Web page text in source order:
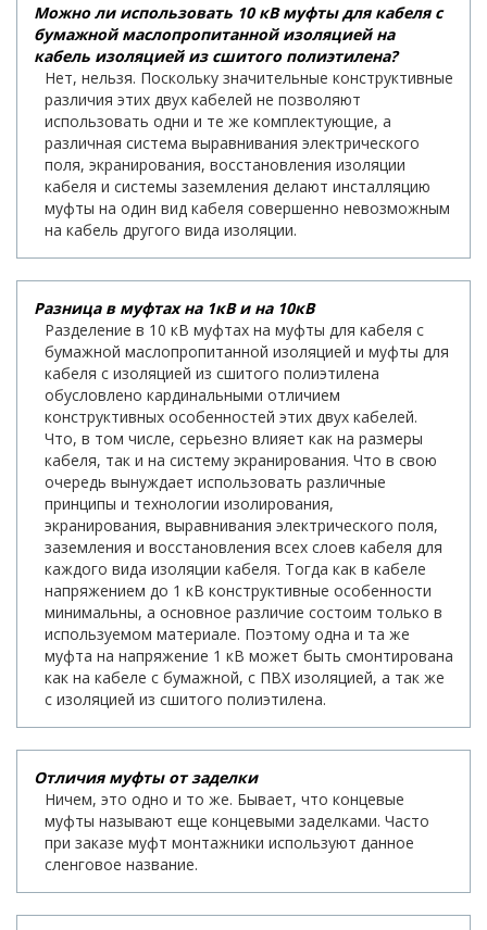
Можно ли использовать 10 кВ муфты для кабеля с
бумажной маслопропитанной изоляцией на
кабель изоляцией из сшитого полиэтилена?
Нет, нельзя. Поскольку значительные конструктивные
различия этих двух кабелей не позволяют
использовать одни и те же комплектующие, а
различная система выравнивания электрического
поля, экранирования, восстановления изоляции
кабеля и системы заземления делают инсталляцию
муфты на один вид кабеля совершенно невозможным
на кабель другого вида изоляции.
Разница в муфтах на 1кВ и на 10кВ
Разделение в 10 кВ муфтах на муфты для кабеля с
бумажной маслопропитанной изоляцией и муфты для
кабеля с изоляцией из сшитого полиэтилена
обусловлено кардинальными отличием
конструктивных особенностей этих двух кабелей.
Что, в том числе, серьезно влияет как на размеры
кабеля, так и на систему экранирования. Что в свою
очередь вынуждает использовать различные
принципы и технологии изолирования,
экранирования, выравнивания электрического поля,
заземления и восстановления всех слоев кабеля для
каждого вида изоляции кабеля. Тогда как в кабеле
напряжением до 1 кВ конструктивные особенности
минимальны, а основное различие состоим только в
используемом материале. Поэтому одна и та же
муфта на напряжение 1 кВ может быть смонтирована
как на кабеле с бумажной, с ПВХ изоляцией, а так же
с изоляцией из сшитого полиэтилена.
Отличия муфты от заделки
Ничем, это одно и то же. Бывает, что концевые
муфты называют еще концевыми заделками. Часто
при заказе муфт монтажники используют данное
сленговое название.